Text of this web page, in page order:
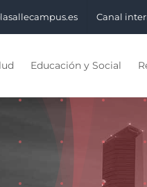
Canal
Educación y Social